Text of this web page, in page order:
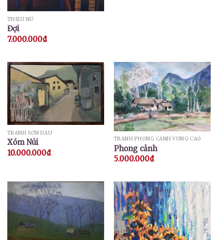
THIẾU NỮ
Đợi
7.000.000₫
TRANH SƠN DẦU
Xóm Núi
10.000.000₫
TRANH PHONG CẢNH VÙNG CAO
Phong cảnh
5.000.000₫